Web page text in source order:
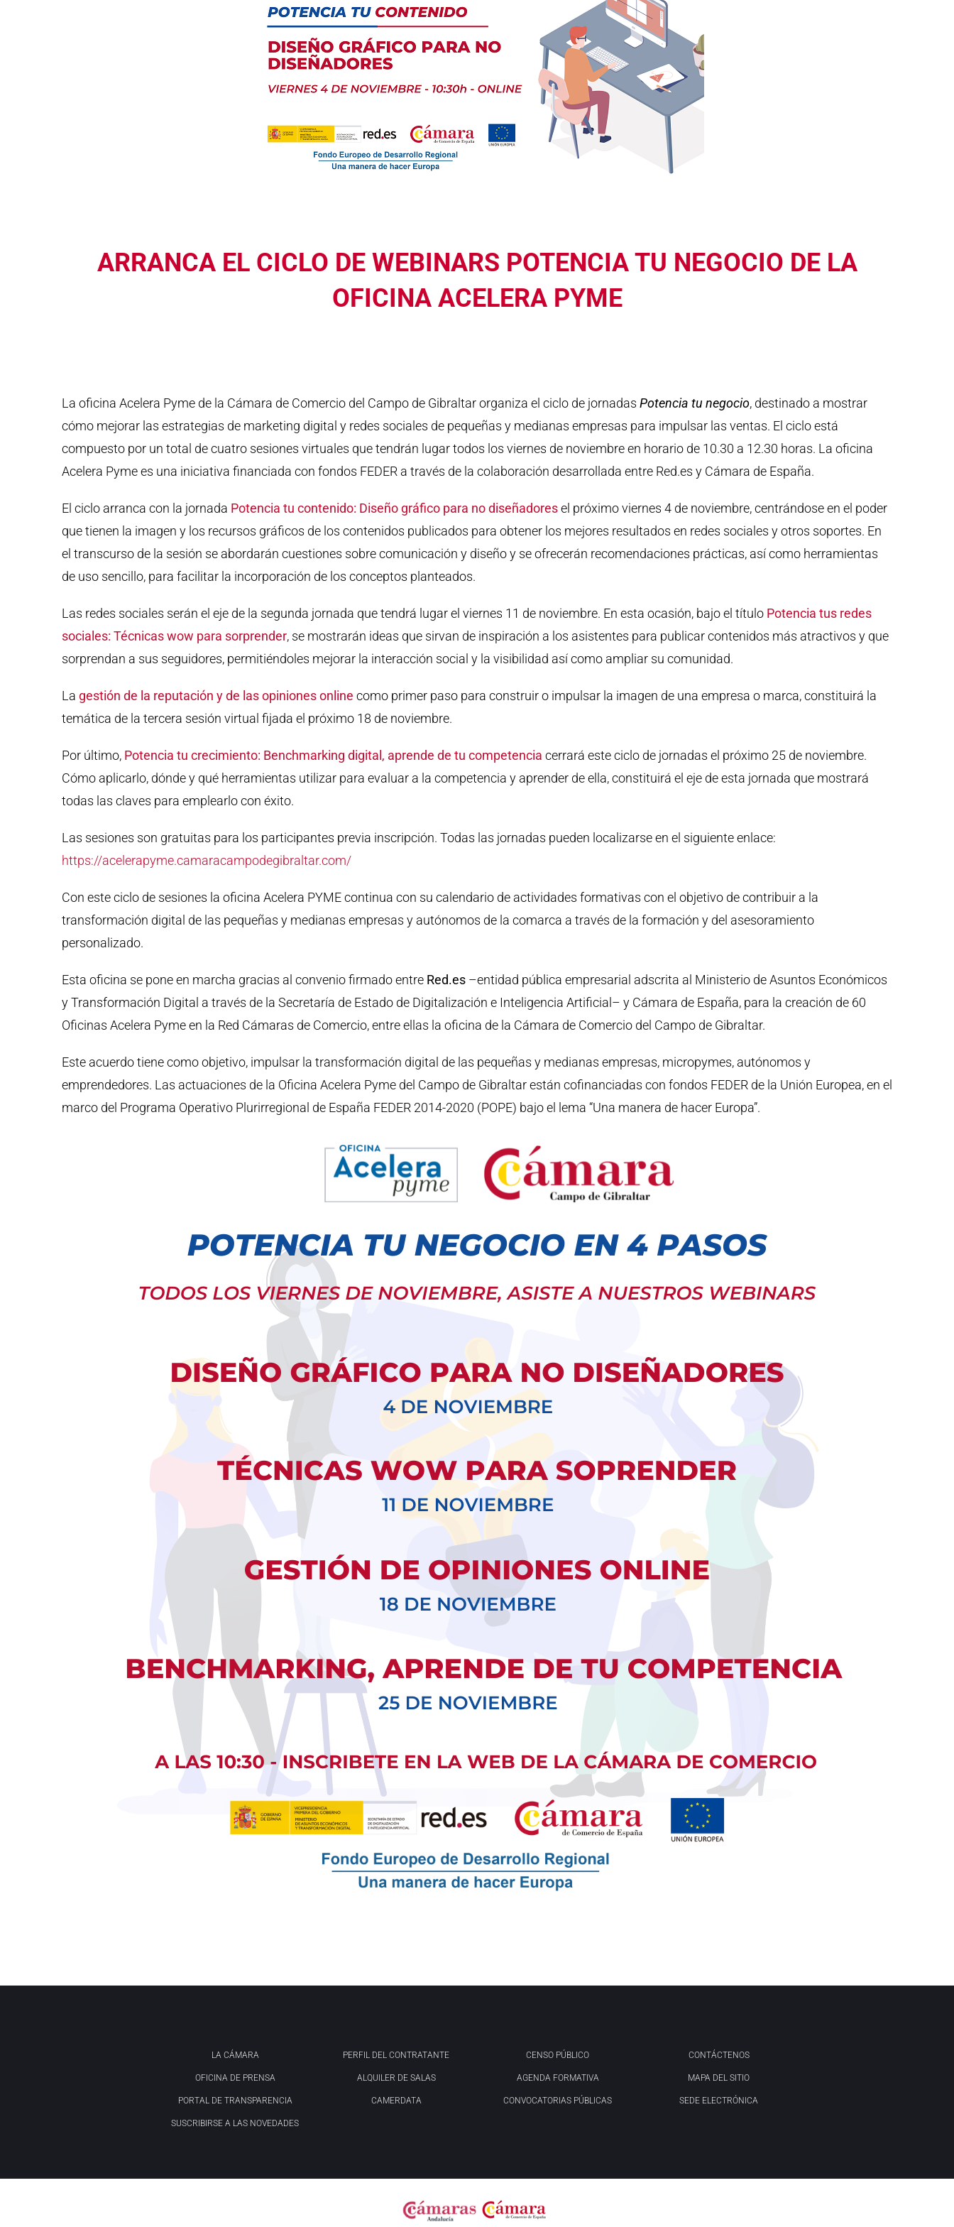
ARRANCA EL CICLO DE WEBINARS POTENCIA TU NEGOCIO DE LA
OFICINA ACELERA PYME
La oficina Acelera Pyme de la Cámara de Comercio del Campo de Gibraltar organiza el ciclo de jornadas Potencia tu negocio, destinado a mostrar
cómo mejorar las estrategias de marketing digital y redes sociales de pequeñas y medianas empresas para impulsar las ventas. El ciclo está
compuesto por un total de cuatro sesiones virtuales que tendrán lugar todos los viernes de noviembre en horario de 10.30 a 12.30 horas. La oficina
Acelera Pyme es una iniciativa financiada con fondos FEDER a través de la colaboración desarrollada entre Red.es y Cámara de España.
El ciclo arranca con la jornada Potencia tu contenido: Diseño gráfico para no diseñadoresel próximo viernes 4 de noviembre, centrándose en el poder
que tienen la imagen y los recursos gráficos de los contenidos publicados para obtener los mejores resultados en redes sociales y otros soportes. En
el transcurso de la sesión se abordarán cuestiones sobre comunicación y diseño y se ofrecerán recomendaciones prácticas, así como herramientas
de uso sencillo, para facilitar la incorporación de los conceptos planteados.
Las redes sociales serán el eje de la segunda jornada que tendrá lugar el viernes 11 de noviembre. En esta ocasión, bajo el título Potencia tus redes
sociales: Técnicas wow para sorprender, se mostrarán ideas que sirvan de inspiración a los asistentes para publicar contenidos más atractivos y que
sorprendan a sus seguidores, permitiéndoles mejorar la interacción social y la visibilidad así como ampliar su comunidad.
La gestión de la reputación y de las opiniones online como primer paso para construir o impulsar la imagen de una empresa o marca, constituirá la
temática de la tercera sesión virtual fijada el próximo 18 de noviembre.
Por último, Potencia tu crecimiento: Benchmarking digital, aprende de tu competencia cerrará este ciclo de jornadas el próximo 25 de noviembre.
Cómo aplicarlo, dónde y qué herramientas utilizar para evaluar a la competencia y aprender de ella, constituirá el eje de esta jornada que mostrará
todas las claves para emplearlo con éxito.
Las sesiones son gratuitas para los participantes previa inscripción. Todas las jornadas pueden localizarse en el siguiente enlace:
https://acelerapyme.camaracampodegibraltar.com/
Con este ciclo de sesiones la oficina Acelera PYME continua con su calendario de actividades formativas con el objetivo de contribuir a la
transformación digital de las pequeñas y medianas empresas y autónomos de la comarca a través de la formación y del asesoramiento
personalizado.
Esta oficina se pone en marcha gracias al convenio firmado entre Red.es –entidad pública empresarial adscrita al Ministerio de Asuntos Económicos
y Transformación Digital a través de la Secretaría de Estado de Digitalización e Inteligencia Artificial– y Cámara de España, para la creación de 60
Oficinas Acelera Pyme en la Red Cámaras de Comercio, entre ellas la oficina de la Cámara de Comercio del Campo de Gibraltar.
Este acuerdo tiene como objetivo, impulsar la transformación digital de las pequeñas y medianas empresas, micropymes, autónomos y
emprendedores. Las actuaciones de la Oficina Acelera Pyme del Campo de Gibraltar están cofinanciadas con fondos FEDER de la Unión Europea, en el
marco del Programa Operativo Plurirregional de España FEDER 2014-2020 (POPE) bajo el lema “Una manera de hacer Europa”.
LA CÁMARA
OFICINA DE PRENSA
PORTAL DE TRANSPARENCIA
SUSCRIBIRSE A LAS NOVEDADES
PERFIL DEL CONTRATANTE
ALQUILER DE SALAS
CAMERDATA
CENSO PÚBLICO
AGENDA FORMATIVA
CONVOCATORIAS PÚBLICAS
CONTÁCTENOS
MAPA DEL SITIO
SEDE ELECTRÓNICA